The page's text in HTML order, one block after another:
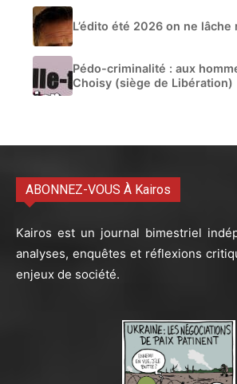
L’édito été 2026 on ne lâche
Pédo-criminalité : aux
Choisy (siège de Libération)
ABONNEZ-VOUS À Kairos
Kairos est un journal bimestriel
analyses, enquêtes et réflexions
enjeux de société.